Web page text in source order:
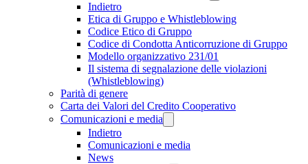
Indietro
Etica di Gruppo e Whistleblowing
Codice Etico di Gruppo
Codice di Condotta Anticorruzione di Gruppo
Modello organizzativo 231/01
Il sistema di segnalazione delle violazioni
(Whistleblowing)
Parità di genere
Carta dei Valori del Credito Cooperativo
Comunicazioni e media
Indietro
Comunicazioni e media
News